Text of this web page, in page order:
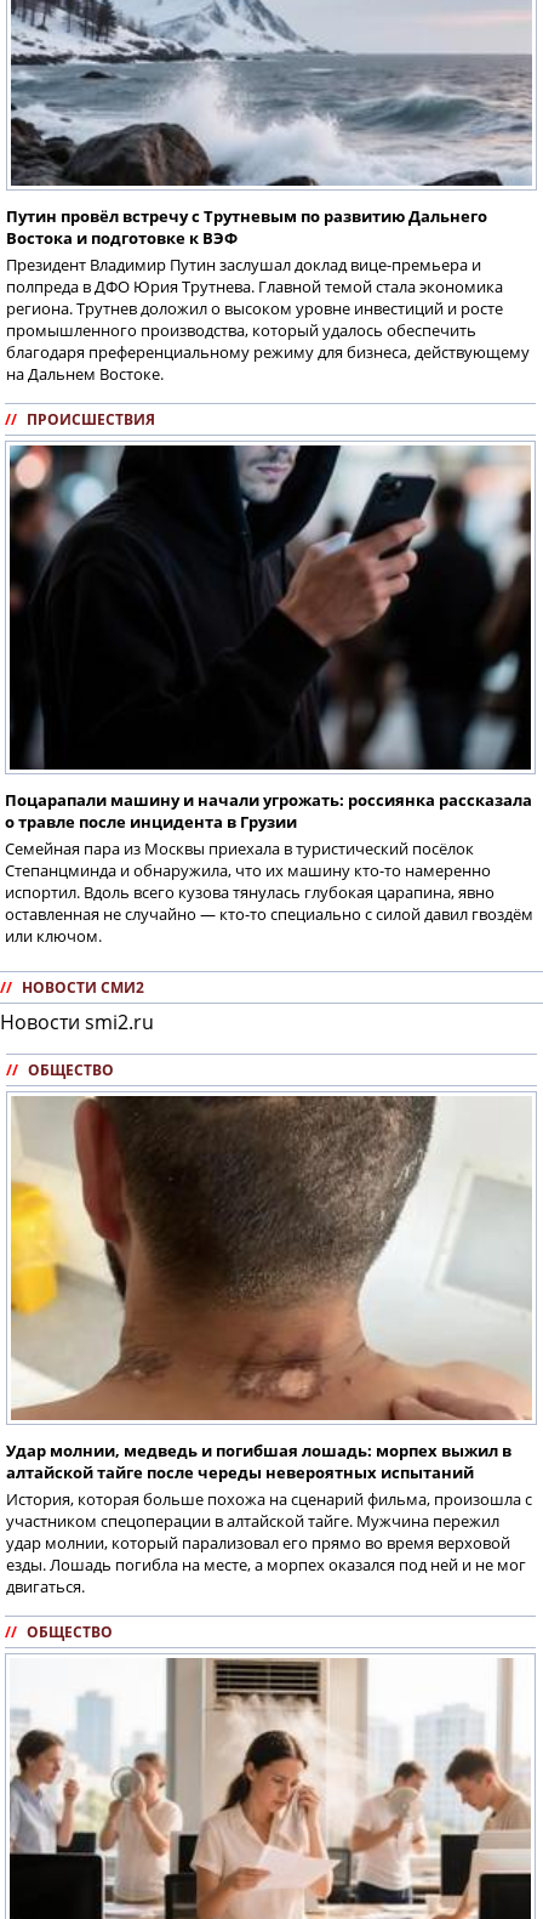
Путин провёл встречу с Трутневым по развитию Дальнего
Востока и подготовке к ВЭФ
Президент Владимир Путин заслушал доклад вице-премьера и
полпреда в ДФО Юрия Трутнева. Главной темой стала экономика
региона. Трутнев доложил о высоком уровне инвестиций и росте
промышленного производства, который удалось обеспечить
благодаря преференциальному режиму для бизнеса, действующему
на Дальнем Востоке.
// ПРОИСШЕСТВИЯ
Поцарапали машину и начали угрожать: россиянка рассказала
о травле после инцидента в Грузии
Семейная пара из Москвы приехала в туристический посёлок
Степанцминда и обнаружила, что их машину кто-то намеренно
испортил. Вдоль всего кузова тянулась глубокая царапина, явно
оставленная не случайно — кто-то специально с силой давил гвоздём
или ключом.
// НОВОСТИ СМИ2
Новости smi2.ru
// ОБЩЕСТВО
Удар молнии, медведь и погибшая лошадь: морпех выжил в
алтайской тайге после череды невероятных испытаний
История, которая больше похожа на сценарий фильма, произошла с
участником спецоперации в алтайской тайге. Мужчина пережил
удар молнии, который парализовал его прямо во время верховой
езды. Лошадь погибла на месте, а морпех оказался под ней и не мог
двигаться.
// ОБЩЕСТВО